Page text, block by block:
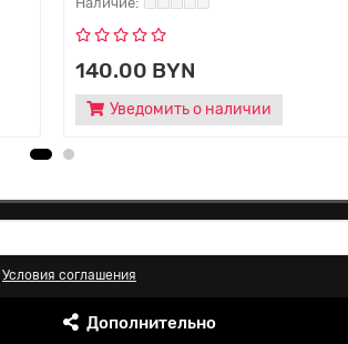
140.00 BYN
Уведомить о наличии
Условия соглашения
Дополнительно